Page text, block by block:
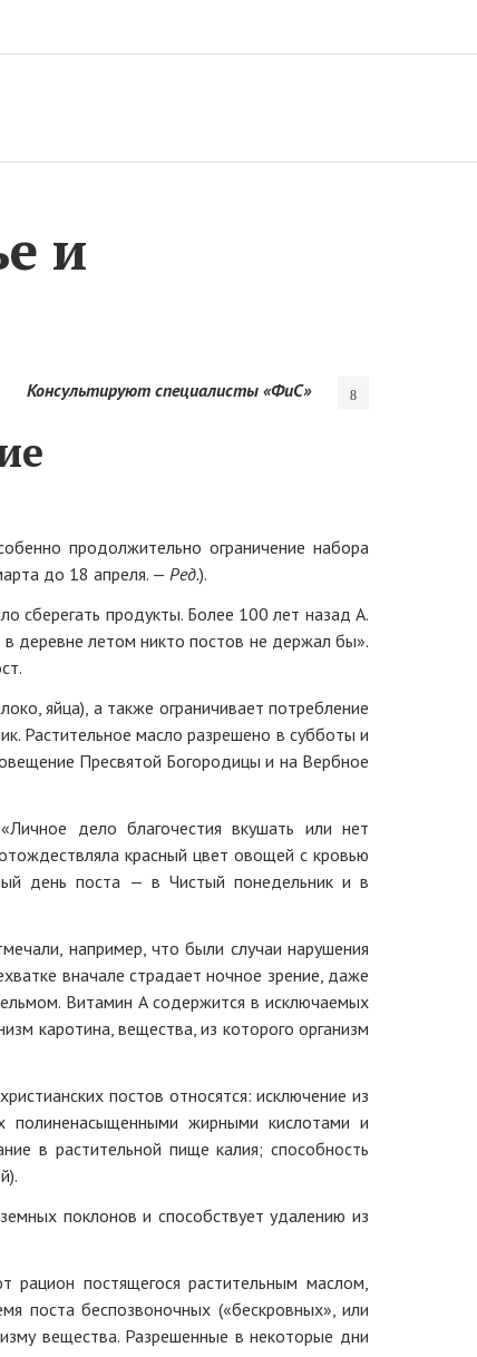
и
Консультируют специалисты «ФиС»
продолжительно ограничение набора
до 18 апреля. — Ред.).
сберегать продукты. Более 100 лет назад А.
в деревне летом никто постов не держал бы».
яйца), а также ограничивает потребление
Растительное масло разрешено в субботы и
Пресвятой Богородицы и на Вербное
дело благочестия вкушать или нет
красный цвет овощей с кровью
день поста — в Чистый понедельник и в
например, что были случаи нарушения
вначале страдает ночное зрение, даже
Витамин А содержится в исключаемых
каротина, вещества, из которого организм
постов относятся: исключение из
полиненасыщенными жирными кислотами и
в растительной пище калия; способность
поклонов и способствует удалению из
постящегося растительным маслом,
поста беспозвоночных («бескровных», или
вещества. Разрешенные в некоторые дни